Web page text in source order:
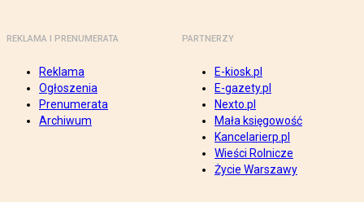
REKLAMA I PRENUMERATA
Reklama
Ogłoszenia
Prenumerata
Archiwum
PARTNERZY
E-kiosk.pl
E-gazety.pl
Nexto.pl
Mała księgowość
Kancelarierp.pl
Wieści Rolnicze
Życie Warszawy